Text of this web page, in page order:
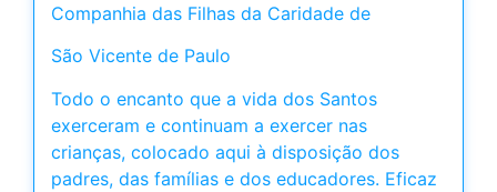
Companhia das Filhas da Caridade de
São Vicente de Paulo
Todo o encanto que a vida dos Santos
exerceram e continuam a exercer nas
crianças, colocado aqui à disposição dos
padres, das famílias e dos educadores. Eficaz